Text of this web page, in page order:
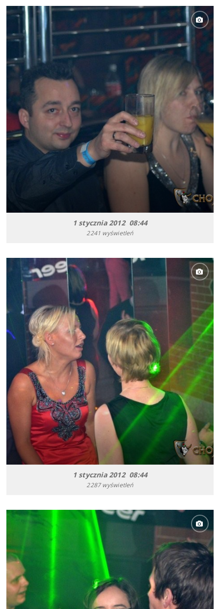
1 stycznia 2012 08:44
2241 wyświetleń
1 stycznia 2012 08:44
2287 wyświetleń